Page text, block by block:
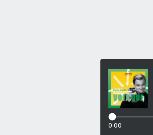
0:00